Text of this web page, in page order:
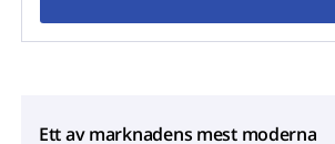
Ett av marknadens mest moderna